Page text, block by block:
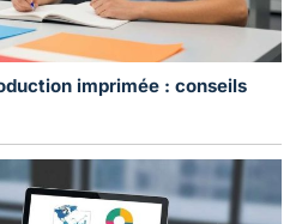
imprimée : conseils